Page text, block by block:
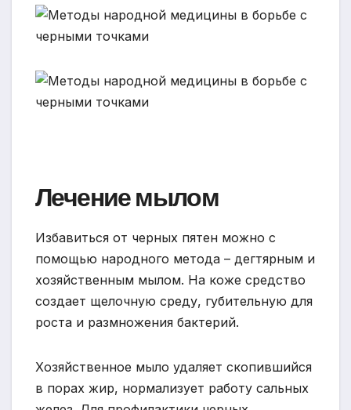
Лечение мылом
Избавиться от черных пятен можно с
помощью народного метода – дегтярным и
хозяйственным мылом. На коже средство
создает щелочную среду, губительную для
роста и размножения бактерий.
Хозяйственное мыло удаляет скопившийся
в порах жир, нормализует работу сальных